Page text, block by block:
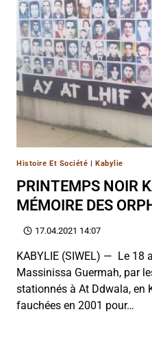
Histoire Et Société Kabylie
PRINTEMPS NOIR
MÉMOIRE DES
17.04.2021 14:07
KABYLIE (SIWEL) — Le 18
Massinissa Guermah, par
stationnés à At Ddwala, en
fauchées en 2001 pour…